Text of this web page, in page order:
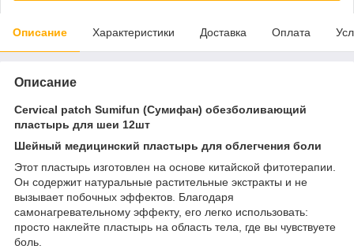
Описание Характеристики Доставка Оплата
Описание
Cervical patch Sumifun (Сумифан) обезболивающий
пластырь для шеи 12шт
Шейный медицинский пластырь для облегчения боли
Этот пластырь изготовлен на основе китайской фитотерапии.
Он содержит натуральные растительные экстракты и не
вызывает побочных эффектов. Благодаря
самонагревательному эффекту, его легко использовать:
просто наклейте пластырь на область тела, где вы чувствуете
боль.